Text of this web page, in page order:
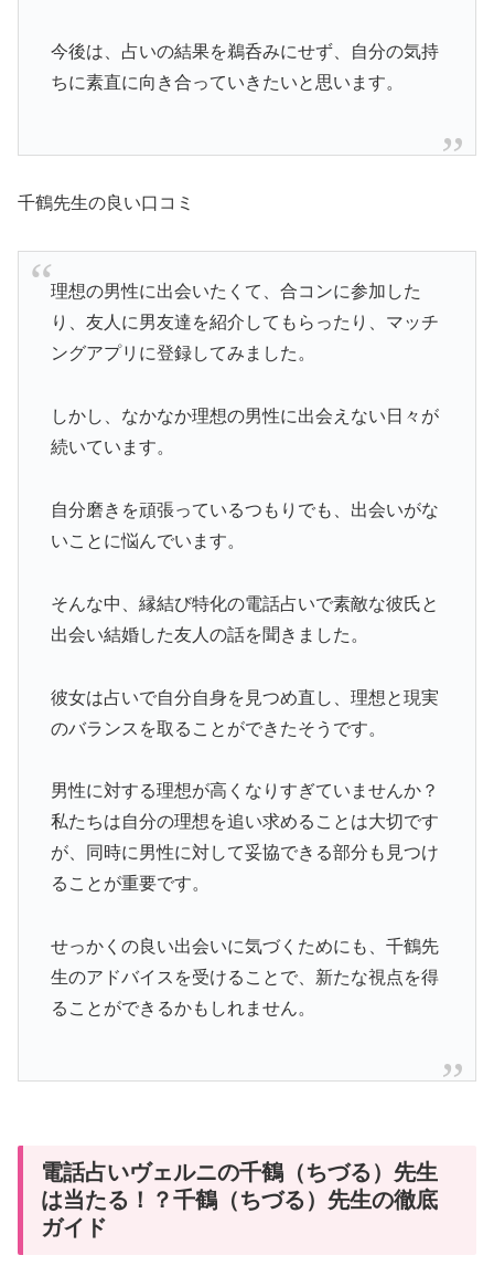
今後は、占いの結果を鵜呑みにせず、自分の気持
ちに素直に向き合っていきたいと思います。
千鶴先生の良い口コミ
理想の男性に出会いたくて、合コンに参加した
り、友人に男友達を紹介してもらったり、マッチ
ングアプリに登録してみました。
しかし、なかなか理想の男性に出会えない日々が
続いています。
自分磨きを頑張っているつもりでも、出会いがな
いことに悩んでいます。
そんな中、縁結び特化の電話占いで素敵な彼氏と
出会い結婚した友人の話を聞きました。
彼女は占いで自分自身を見つめ直し、理想と現実
のバランスを取ることができたそうです。
男性に対する理想が高くなりすぎていませんか？
私たちは自分の理想を追い求めることは大切です
が、同時に男性に対して妥協できる部分も見つけ
ることが重要です。
せっかくの良い出会いに気づくためにも、千鶴先
生のアドバイスを受けることで、新たな視点を得
ることができるかもしれません。
電話占いヴェルニの千鶴（ちづる）先生
は当たる！？千鶴（ちづる）先生の徹底
ガイド